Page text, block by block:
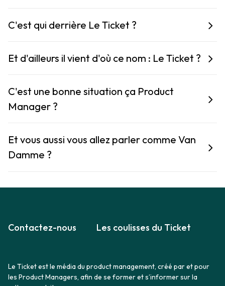
C'est qui derrière Le Ticket ?
Et d'ailleurs il vient d'où ce nom : Le Ticket ?
C'est une bonne situation ça Product
Manager ?
Et vous aussi vous allez parler comme Van
Damme ?
Contactez-nous Les coulisses du Ticket
Le Ticket est le média du product management, créé par et pour
les Product Managers, afin de se former et s’informer sur la